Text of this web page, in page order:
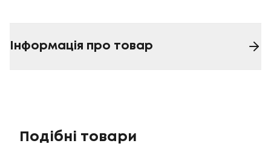
Інформація про товар
Подібні товари